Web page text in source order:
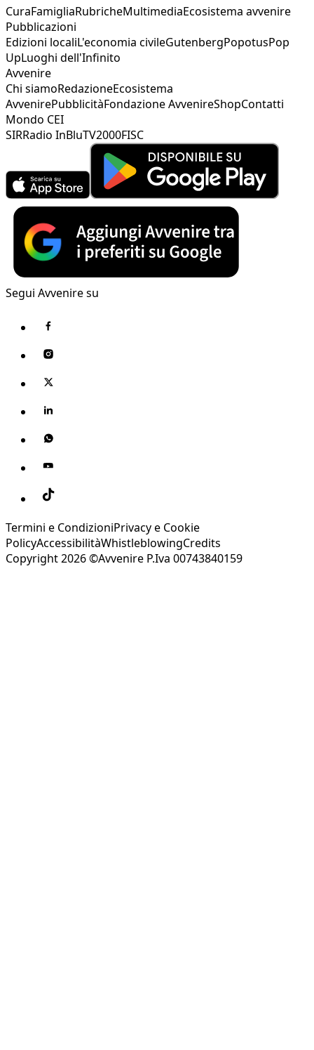
CuraFamigliaRubricheMultimediaEcosistema avvenire
Pubblicazioni
Edizioni localiL'economia civileGutenbergPopotusPop
UpLuoghi dell'Infinito
Avvenire
Chi siamoRedazioneEcosistema
AvvenirePubblicitàFondazione AvvenireShopContatti
Mondo CEI
SIRRadio InBluTV2000FISC
Segui Avvenire su
Termini e CondizioniPrivacy e Cookie
PolicyAccessibilitàWhistleblowingCredits
Copyright 2026 ©Avvenire P.Iva 00743840159